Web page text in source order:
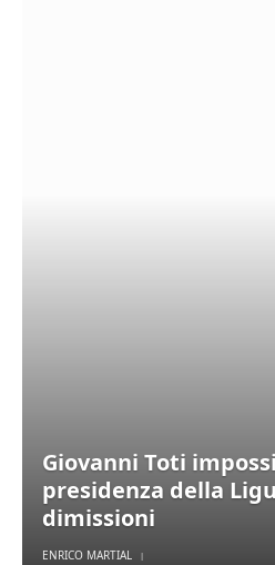
Giovanni Toti
presidenza della
dimissioni
ENRICO MARTIAL